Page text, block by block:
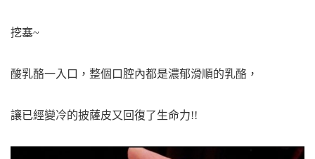
挖塞~
酸乳酪一入口，整個口腔內都是濃郁滑順的乳酪，
讓已經變冷的披薩皮又回復了生命力!!